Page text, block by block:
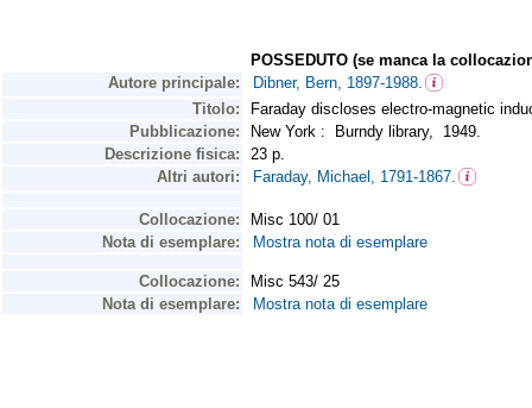
POSSEDUTO (se manca la
Autore principale:
Dibner, Bern, 1897-1988.
Titolo:
Faraday discloses electro-magnetic
Pubblicazione:
New York : Burndy library, 1949.
Descrizione fisica:
23 p.
Altri autori:
Faraday, Michael, 1791-1867.
Collocazione:
Misc 100/ 01
Nota di esemplare:
Mostra nota di esemplare
Collocazione:
Misc 543/ 25
Nota di esemplare:
Mostra nota di esemplare